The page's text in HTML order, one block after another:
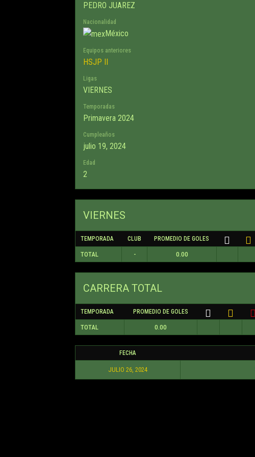
PEDRO JUAREZ
Nacionalidad
México
Equipos anteriores
HSJP II
Ligas
VIERNES
Temporadas
Primavera 2024
Cumpleaños
julio 19, 2024
Edad
2
VIERNES
TEMPORADA CLUB PROMEDIO DE GOLES
TOTAL - 0.00
CARRERA TOTAL
TEMPORADA PROMEDIO DE GOLES
TOTAL 0.00
FECHA
JULIO 26, 2024